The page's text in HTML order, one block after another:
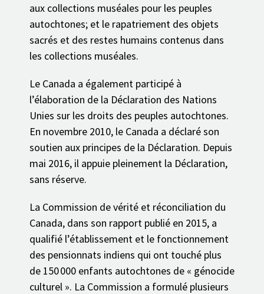
aux collections muséales pour les peuples
autochtones; et le rapatriement des objets
sacrés et des restes humains contenus dans
les collections muséales.
Le Canada a également participé à
l’élaboration de la Déclaration des Nations
Unies sur les droits des peuples autochtones.
En novembre 2010, le Canada a déclaré son
soutien aux principes de la Déclaration. Depuis
mai 2016, il appuie pleinement la Déclaration,
sans réserve.
La Commission de vérité et réconciliation du
Canada, dans son rapport publié en 2015, a
qualifié l’établissement et le fonctionnement
des pensionnats indiens qui ont touché plus
de 150 000 enfants autochtones de « génocide
culturel ». La Commission a formulé plusieurs